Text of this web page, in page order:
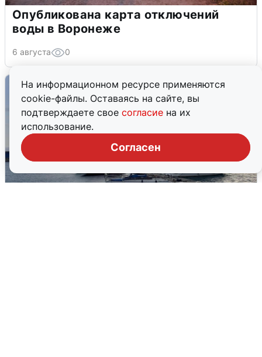
На информационном ресурсе применяются
cookie-файлы. Оставаясь на сайте, вы
подтверждаете свое согласие на их
использование.
Согласен
Опубликована карта отключений
воды в Воронеже
6 августа 0